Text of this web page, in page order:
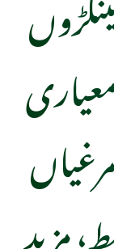
مزید